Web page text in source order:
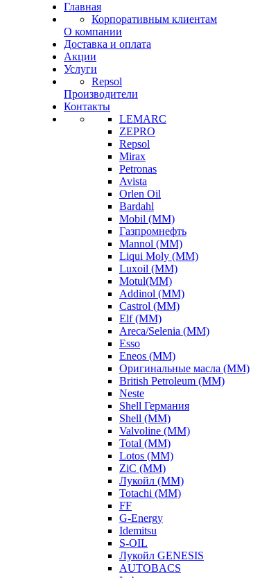
Главная
Корпоративным клиентам
О компании
Доставка и оплата
Акции
Услуги
Repsol
Производители
Контакты
LEMARC
ZEPRO
Repsol
Mirax
Petronas
Avista
Orlen Oil
Bardahl
Mobil (ММ)
Газпромнефть
Mannol (ММ)
Liqui Moly (ММ)
Luxoil (ММ)
Motul(ММ)
Addinol (ММ)
Castrol (ММ)
Elf (ММ)
Areca/Selenia (ММ)
Esso
Eneos (ММ)
Оригинальные масла (ММ)
British Petroleum (ММ)
Neste
Shell Германия
Shell (ММ)
Valvoline (ММ)
Total (ММ)
Lotos (ММ)
ZiC (ММ)
Лукойл (ММ)
Totachi (MM)
FF
G-Energy
Idemitsu
S-OIL
Лукойл GENESIS
AUTOBACS